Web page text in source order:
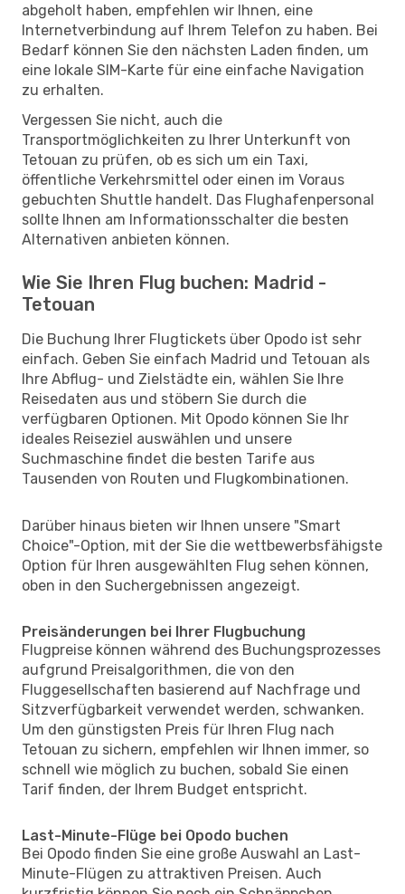
abgeholt haben, empfehlen wir Ihnen, eine
Internetverbindung auf Ihrem Telefon zu haben. Bei
Bedarf können Sie den nächsten Laden finden, um
eine lokale SIM-Karte für eine einfache Navigation
zu erhalten.
Vergessen Sie nicht, auch die
Transportmöglichkeiten zu Ihrer Unterkunft von
Tetouan zu prüfen, ob es sich um ein Taxi,
öffentliche Verkehrsmittel oder einen im Voraus
gebuchten Shuttle handelt. Das Flughafenpersonal
sollte Ihnen am Informationsschalter die besten
Alternativen anbieten können.
Wie Sie Ihren Flug buchen: Madrid -
Tetouan
Die Buchung Ihrer Flugtickets über Opodo ist sehr
einfach. Geben Sie einfach Madrid und Tetouan als
Ihre Abflug- und Zielstädte ein, wählen Sie Ihre
Reisedaten aus und stöbern Sie durch die
verfügbaren Optionen. Mit Opodo können Sie Ihr
ideales Reiseziel auswählen und unsere
Suchmaschine findet die besten Tarife aus
Tausenden von Routen und Flugkombinationen.
Darüber hinaus bieten wir Ihnen unsere "Smart
Choice"-Option, mit der Sie die wettbewerbsfähigste
Option für Ihren ausgewählten Flug sehen können,
oben in den Suchergebnissen angezeigt.
Preisänderungen bei Ihrer Flugbuchung
Flugpreise können während des Buchungsprozesses
aufgrund Preisalgorithmen, die von den
Fluggesellschaften basierend auf Nachfrage und
Sitzverfügbarkeit verwendet werden, schwanken.
Um den günstigsten Preis für Ihren Flug nach
Tetouan zu sichern, empfehlen wir Ihnen immer, so
schnell wie möglich zu buchen, sobald Sie einen
Tarif finden, der Ihrem Budget entspricht.
Last-Minute-Flüge bei Opodo buchen
Bei Opodo finden Sie eine große Auswahl an Last-
Minute-Flügen zu attraktiven Preisen. Auch